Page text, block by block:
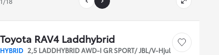
Toyota RAV4 Laddhybrid
HYBRID 2,5 LADDHYBRID AWD-I GR SPORT/ JBL/V-Hjul
Save car